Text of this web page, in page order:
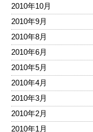
2010年10月
2010年9月
2010年8月
2010年6月
2010年5月
2010年4月
2010年3月
2010年2月
2010年1月